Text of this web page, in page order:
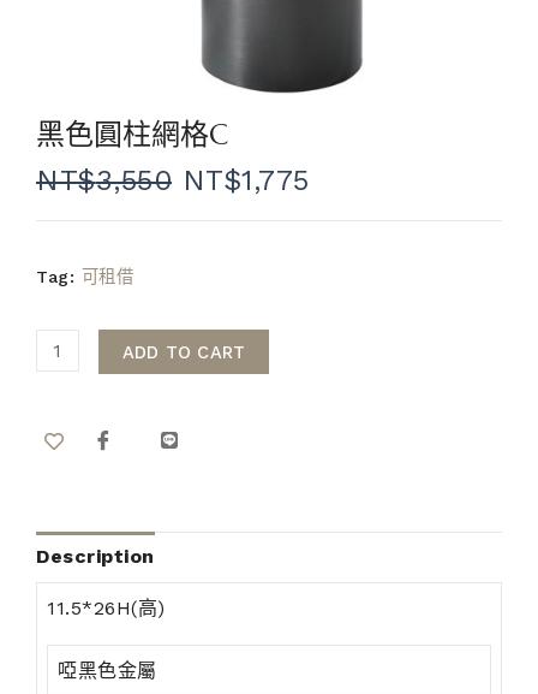
黑色圓柱網格C
NT$3,550 NT$1,775
Tag: 可租借
ADD TO CART
Description
11.5*26H(高)
啞黑色金屬